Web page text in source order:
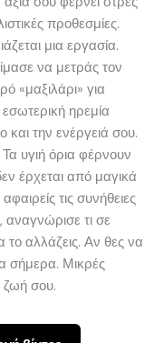
προθεσμίες.
μια εργασία.
να μετράς τον
«μαξιλάρι» για
ηρεμία
και την ενέργειά σου.
υγιή όρια φέρνουν
έρχεται από μαγικά
τις συνήθειες
τι σε
το αλλάζεις. Αν θες να
σήμερα. Μικρές
ζωή σου.